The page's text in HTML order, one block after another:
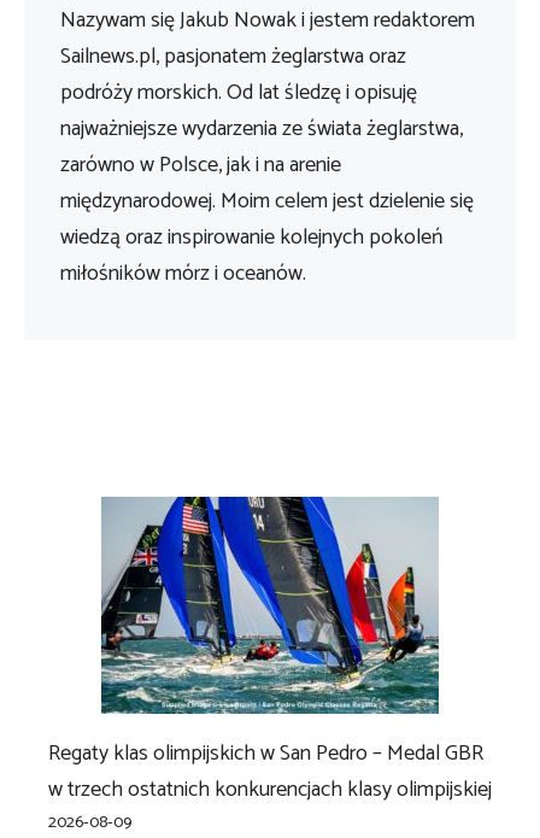
Nazywam się Jakub Nowak i jestem redaktorem
Sailnews.pl, pasjonatem żeglarstwa oraz
podróży morskich. Od lat śledzę i opisuję
najważniejsze wydarzenia ze świata żeglarstwa,
zarówno w Polsce, jak i na arenie
międzynarodowej. Moim celem jest dzielenie się
wiedzą oraz inspirowanie kolejnych pokoleń
miłośników mórz i oceanów.
Regaty klas olimpijskich w San Pedro – Medal GBR
w trzech ostatnich konkurencjach klasy olimpijskiej
2026-08-09